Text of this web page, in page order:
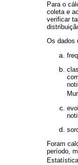
Para o
coleta e
verificar
Os dados
Foram
período,